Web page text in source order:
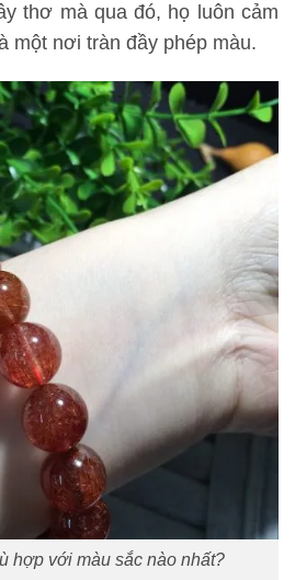
thơ mà qua đó, họ luôn cảm
một nơi tràn đầy phép màu.
hợp với màu sắc nào nhất?